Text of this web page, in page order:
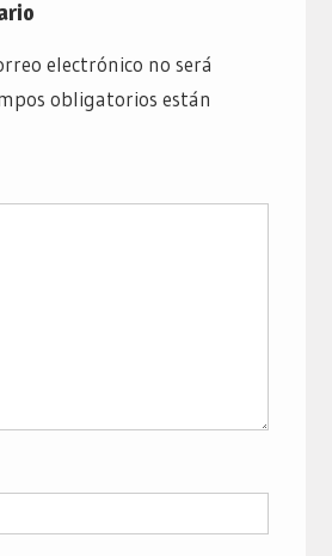
electrónico no será
obligatorios están